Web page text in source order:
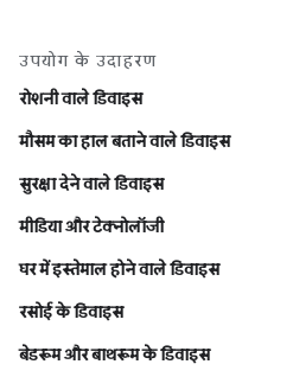
उपयोग के उदाहरण
रोशनी वाले डिवाइस
मौसम का हाल बताने वाले डिवाइस
सुरक्षा देने वाले डिवाइस
मीडिया और टेक्नोलॉजी
घर में इस्तेमाल होने वाले डिवाइस
रसोई के डिवाइस
बेडरूम और बाथरूम के डिवाइस